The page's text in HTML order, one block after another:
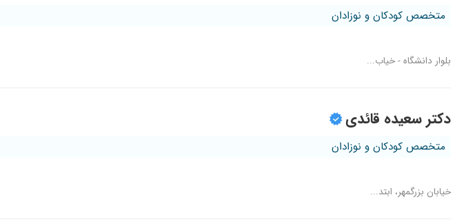
متخصص کودکان و نوزادان
بلوار دانشگاه - خیاب...
دکتر سعیده قائدی
متخصص کودکان و نوزادان
خیابان بزرگمهر، ابتد...